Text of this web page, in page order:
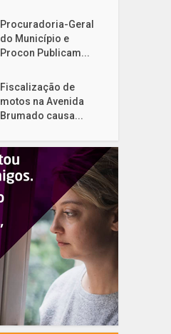
Procuradoria-Geral
do Município e
Procon Publicam...
Fiscalização de
motos na Avenida
Brumado causa...